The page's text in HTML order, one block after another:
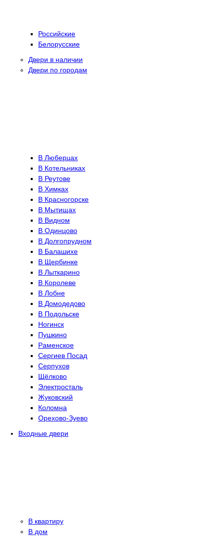
Российские
Белорусские
Двери в наличии
Двери по городам
В Люберцах
В Котельниках
В Реутове
В Химках
В Красногорске
В Мытищах
В Видном
В Одинцово
В Долгопрудном
В Балашихе
В Щербинке
В Лыткарино
В Королеве
В Лобне
В Домодедово
В Подольске
Ногинск
Пушкино
Раменское
Сергиев Посад
Серпухов
Щёлково
Электросталь
Жуковский
Коломна
Орехово-Зуево
Входные двери
В квартиру
В дом